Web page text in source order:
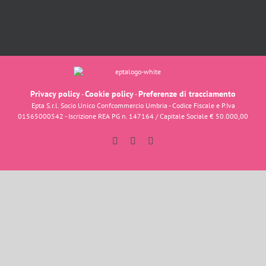
Privacy policy-Cookie policy-Preferenze di tracciamento
Epta S.r.l. Socio Unico Confcommercio Umbria - Codice Fiscale e P.Iva
01565000542 - Iscrizione REA PG n. 147164 / Capitale Sociale € 50.000,00
FacebookInstagram